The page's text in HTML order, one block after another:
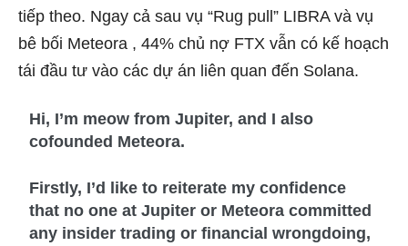
tiếp theo. Ngay cả sau vụ “Rug pull” LIBRA và vụ
bê bối Meteora , 44% chủ nợ FTX vẫn có kế hoạch
tái đầu tư vào các dự án liên quan đến Solana.
Hi, I’m meow from Jupiter, and I also
cofounded Meteora.
Firstly, I’d like to reiterate my confidence
that no one at Jupiter or Meteora committed
any insider trading or financial wrongdoing,